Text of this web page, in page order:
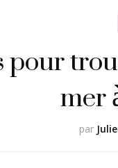
pour
par